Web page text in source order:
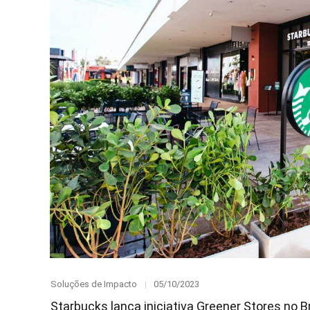
Category
Soluções de Impacto
Posted
05/10/2023
Starbucks lança iniciativa Greener Stores no